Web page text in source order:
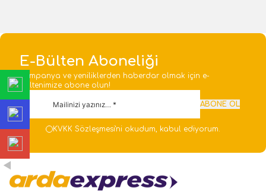
E-Bülten Aboneliği
Kampanya ve yeniliklerden haberdar olmak için e-
bültenimize abone olun!
ABONE OL
KVKK Sözleşmesi'ni okudum, kabul ediyorum.